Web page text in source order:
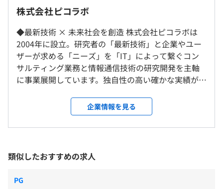
http://gclip1.grips.ac.jp/video/
◆心理学分野におけるコンピュータ適応型テストアプリの
作成と評価
東京大学医学部付属病院心理内科において、Android端末
を利用した段階反応（IRT）モデルによるコンピュータ適
応型テスト（CAT）アプリケーションを開発。
◆インド地名マッチングウェブシステム
東京大学水島研究室で作成したインド地名語辞書を利用
候補とその位置を地図上に表示する
「IndeaPlaceFinder」を開発。
【主な利用技術：Symfony、SS-Join、Sqlite3、Google
・東京メトロ「赤坂見附」駅より徒歩4分
休憩時間：休憩60分 ※時間は業務の都合により各々の自
主性に任せています
平均残業時間：基本残業はありません
・完全週休2日制（土日）
・慶弔休暇
・有給休暇
※年間休日120日以上
株式会社ピコラボ
◆最新技術 × 未来社会を創造 株式会社ピコラボは
2004年に設立。研究者の「最新技術」と企業やユー
ザーが求める「ニーズ」を「IT」によって繋ぐコン
サルティング業務と情報通信技術の研究開発を主軸
に事業展開しています。独自性の高い確かな実績が認
顧客へシステム提供しています。 ◆IT技術のスペシ
ャリスト集団◎技術向上へ 弊社には、情報通信技術
分野の大学・大学院で教えていた者や博士号・修士
ます。最先端技術に接する機会も多く、最新論文を読
み、意見交換をしながら実際に動くシステムを作る
など、学ぶ姿勢があるエンジニアにとって自身のス
企業情報を見る
類似したおすすめの求人
PG